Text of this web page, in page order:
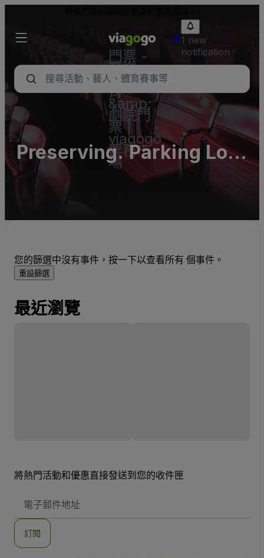
門票 -
音樂
會、體
育
&amp;
劇院門
票 |
viagogo
票務市
場
1 new
notification
Preserving. Parking Lots
(InActive)
您的篩選中沒有事件，按一下以查看所有 個事件。
重設篩選
最近瀏覽
將熱門活動和優惠直接發送到您的收件匣
子
地
訂閱